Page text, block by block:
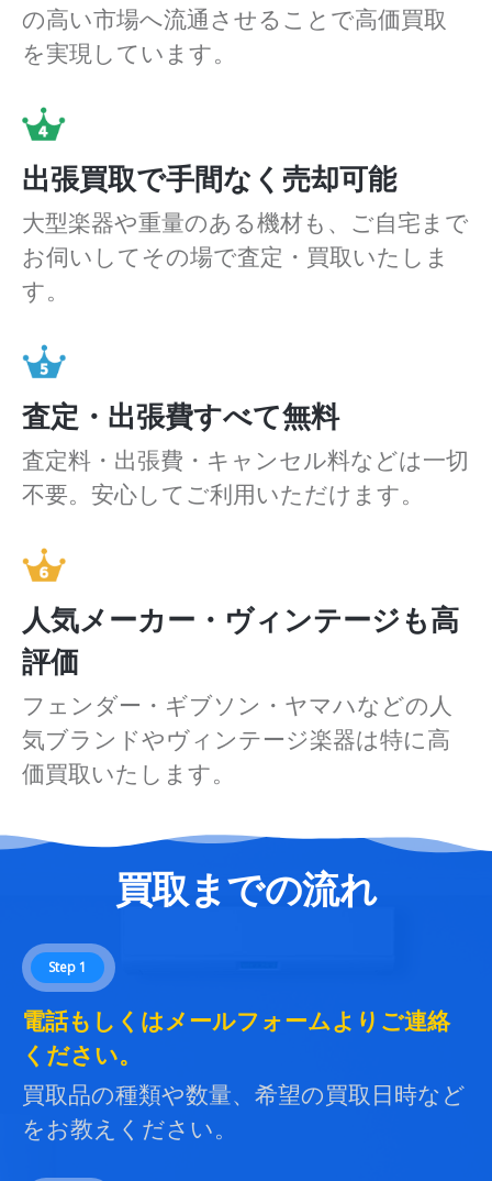
の高い市場へ流通させることで高価買取
を実現しています。
出張買取で手間なく売却可能
大型楽器や重量のある機材も、ご自宅まで
お伺いしてその場で査定・買取いたしま
す。
査定・出張費すべて無料
査定料・出張費・キャンセル料などは一切
不要。安心してご利用いただけます。
人気メーカー・ヴィンテージも高
評価
フェンダー・ギブソン・ヤマハなどの人
気ブランドやヴィンテージ楽器は特に高
価買取いたします。
買取までの流れ
Step 1
電話もしくはメールフォームよりご連絡
ください。
買取品の種類や数量、希望の買取日時など
をお教えください。